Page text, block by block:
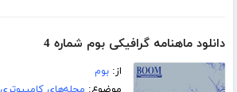
دانلود ماهنامه گرافیکی بوم شماره 4
از:بوم